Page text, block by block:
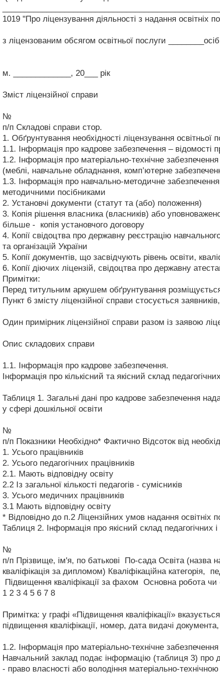
1019 "Про ліцензування діяльності з надання освітніх
з ліцензованим обсягом освітньої послуги ________осіб
м. _____________, 20___ рік
Зміст ліцензійної справи
№
п/п Складові справи стор.
1. Обґрунтування необхідності ліцензування освітньої
1.1. Інформація про кадрове забезпечення – відомості
1.2. Інформація про матеріально-технічне
(меблі, навчальне обладнання, комп’ютерне
1.3. Інформація про навчально-методичне
методичними посібниками
2. Установчі документи (статут та (або) положення)
3. Копія рішення власника (власників) або
більше - копія установчого договору
4. Копії свідоцтва про державну реєстрацію
та організацій України
5. Копії документів, що засвідчують рівень освіти,
6. Копії діючих ліцензій, свідоцтва про державну
Примітки:
Перед титульним аркушем обґрунтування
Пункт 6 змісту ліцензійної справи стосується
Один примірник ліцензійної справи разом із заявою
Опис складових справи
1.1. Інформація про кадрове забезпечення.
Інформація про кількісний та якісний склад
Таблиця 1. Загальні дані про кадрове забезпечення
у сфері дошкільної освіти
№
п/п Показники Необхідно* Фактично Відсоток від
1. Усього працівників
2. Усього педагогічних працівників
2.1. Мають відповідну освіту
2.2 Із загальної кількості педагогів - сумісників
3. Усього медичних працівників
3.1 Мають відповідну освіту
* Відповідно до п.2 Ліцензійних умов надання освітніх
Таблиця 2. Інформація про якісний склад педагогічних
№
п/п Прізвище, ім'я, по батькові По-сада Освіта (назва
кваліфікація за дипломом) Кваліфікаційна категорія,
Підвищення кваліфікації за фахом Основна робота чи
1 2 3 4 5 6 7 8
Примітка: у графі «Підвищення кваліфікації»
підвищення кваліфікації, номер, дата видачі
1.2. Інформація про матеріально-технічне
Навчальний заклад подає інформацію (таблиця 3) про
- право власності або володіння матеріально-